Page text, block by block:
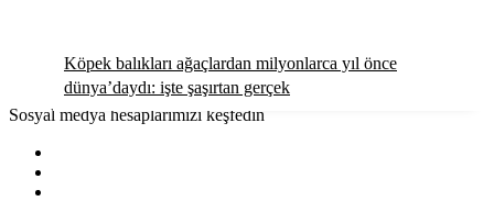
Köpek balıkları ağaçlardan milyonlarca yıl önce
dünya’daydı: işte şaşırtan gerçek
Sosyal medya hesaplarımızı keşfedin